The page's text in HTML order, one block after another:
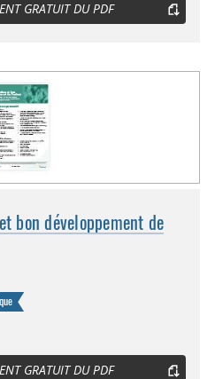
GRATUIT DU PDF
bon développement de
GRATUIT DU PDF